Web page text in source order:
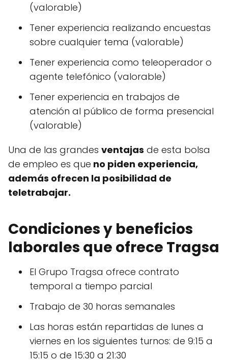
(valorable)
Tener experiencia realizando encuestas
sobre cualquier tema (valorable)
Tener experiencia como teleoperador o
agente telefónico (valorable)
Tener experiencia en trabajos de
atención al público de forma presencial
(valorable)
Una de las grandes ventajas de esta bolsa
de empleo es que no piden experiencia,
además ofrecen la posibilidad de
teletrabajar.
Condiciones y beneficios
laborales que ofrece Tragsa
El Grupo Tragsa ofrece contrato
temporal a tiempo parcial
Trabajo de 30 horas semanales
Las horas están repartidas de lunes a
viernes en los siguientes turnos: de 9:15 a
15:15 o de 15:30 a 21:30